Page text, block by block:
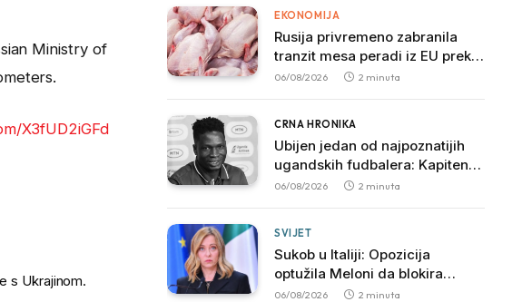
Ministry of
X3fUD2iGFd
s Ukrajinom.
EKONOMIJA
Rusija privremeno zabranila
tranzit mesa peradi iz EU preko
svoje teritorije
06/08/2026 2 minuta
CRNA HRONIKA
Ubijen jedan od najpoznatijih
ugandskih fudbalera: Kapiten
SC Ville preminuo nakon
06/08/2026 2 minuta
SVIJET
Sukob u Italiji: Opozicija
optužila Meloni da blokira
istragu povezanu sa mafijom
06/08/2026 2 minuta